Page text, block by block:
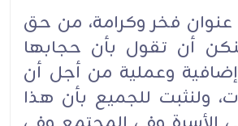
فخر وكرامة، من حق
أن تقول بأن حجابها
وعملية من أجل أن
ولنثبت للجميع بأن هذا